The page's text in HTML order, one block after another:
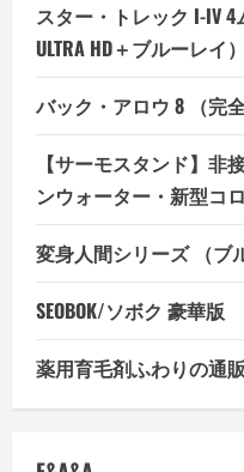
スター・トレック I-IV
ULTRA HD＋ブルーレイ
バック・アロウ 8 （完
【サーモスタンド】非
ンウォーター・新型コ
変身人間シリーズ （ブ
SEOBOK/ソボク 豪華版
薬用育毛剤ふわりの通